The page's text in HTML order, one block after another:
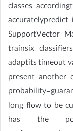
classes
SupportVector
trainsix
adaptits timeout
present another
probability-
long flow to be
has the